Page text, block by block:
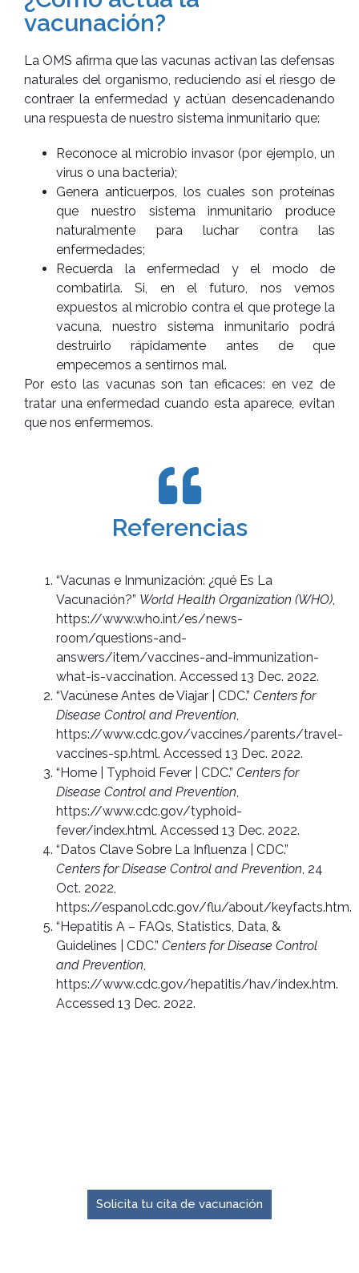
vacunación?
La OMS afirma que las vacunas activan las defensas
naturales del organismo, reduciendo así el riesgo de
contraer la enfermedad y actúan desencadenando
una respuesta de nuestro sistema inmunitario que:
Reconoce al microbio invasor (por ejemplo, un
virus o una bacteria);
Genera anticuerpos, los cuales son proteínas
que nuestro sistema inmunitario produce
naturalmente para luchar contra las
enfermedades;
Recuerda la enfermedad y el modo de
combatirla. Si, en el futuro, nos vemos
expuestos al microbio contra el que protege la
vacuna, nuestro sistema inmunitario podrá
destruirlo rápidamente antes de que
empecemos a sentirnos mal.
Por esto las vacunas son tan eficaces: en vez de
tratar una enfermedad cuando esta aparece, evitan
que nos enfermemos.
Referencias
“Vacunas e Inmunización: ¿qué Es La
Vacunación?” World Health Organization (WHO),
https://www.who.int/es/news-
room/questions-and-
answers/item/vaccines-and-immunization-
what-is-vaccination. Accessed 13 Dec. 2022.
“Vacúnese Antes de Viajar | CDC.” Centers for
Disease Control and Prevention,
https://www.cdc.gov/vaccines/parents/travel-
vaccines-sp.html. Accessed 13 Dec. 2022.
“Home | Typhoid Fever | CDC.” Centers for
Disease Control and Prevention,
https://www.cdc.gov/typhoid-
fever/index.html. Accessed 13 Dec. 2022.
“Datos Clave Sobre La Influenza | CDC.”
Centers for Disease Control and Prevention, 24
Oct. 2022,
https://espanol.cdc.gov/flu/about/keyfacts.htm.
“Hepatitis A – FAQs, Statistics, Data, &
Guidelines | CDC.” Centers for Disease Control
and Prevention,
https://www.cdc.gov/hepatitis/hav/index.htm.
Accessed 13 Dec. 2022.
Solicita tu cita de vacunación